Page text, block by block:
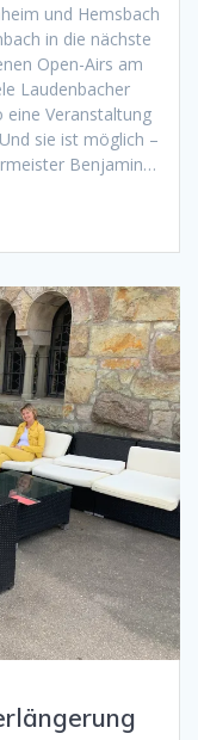
und Hemsbach
in die nächste
Open-Airs am
Laudenbacher
eine Veranstaltung
sie ist möglich –
Benjamin…